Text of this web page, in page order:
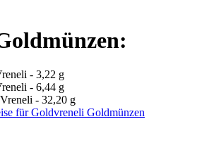
- 3,22 g
- 6,44 g
- 32,20 g
für Goldvreneli Goldmünzen